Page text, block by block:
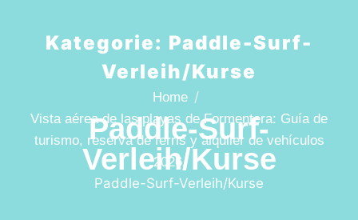
Kategorie: Paddle-Surf-
Verleih/Kurse
Home
Vista aérea de las playas de Formentera: Guía de
turismo, reserva de ferris y alquiler de vehículos
2026.
Paddle-Surf-Verleih/Kurse
Paddle-Surf-
Verleih/Kurse